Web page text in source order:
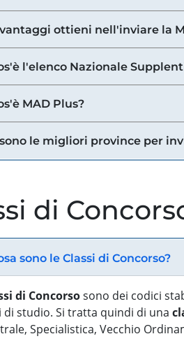
ottieni nell'inviare la
l'elenco Nazionale
MAD Plus?
le migliori province per
di
sono le Classi di Concorso?
di Concorsosono dei codici
di studio. Si tratta quindi di una
Specialistica, Vecchio